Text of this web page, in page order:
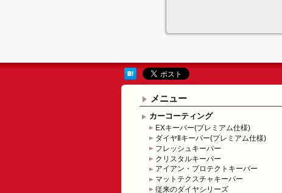
メニュー
カーコーティング
EXキーパー(プレミアム仕様)
ダイヤⅡキーパー(プレミアム仕様)
フレッシュキーパー
クリスタルキーパー
アイアン・プロテクトキーパー
マットテクスチャキーパー
従来のダイヤシリーズ